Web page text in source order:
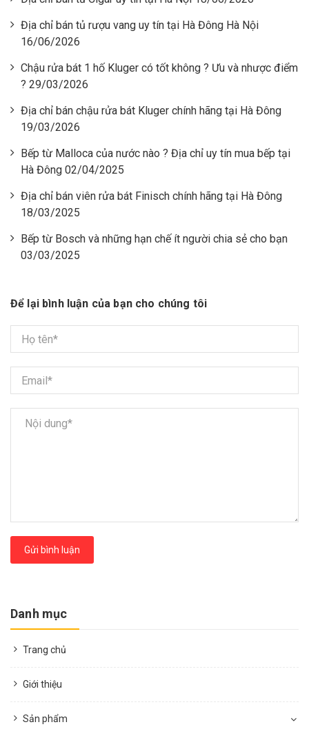
Địa chỉ bán tủ rượu vang uy tín tại Hà Đông Hà Nội
16/06/2026
Chậu rửa bát 1 hố Kluger có tốt không ? Ưu và nhược điểm
? 29/03/2026
Địa chỉ bán chậu rửa bát Kluger chính hãng tại Hà Đông
19/03/2026
Bếp từ Malloca của nước nào ? Địa chỉ uy tín mua bếp tại
Hà Đông 02/04/2025
Địa chỉ bán viên rửa bát Finisch chính hãng tại Hà Đông
18/03/2025
Bếp từ Bosch và những hạn chế ít người chia sẻ cho bạn
03/03/2025
Để lại bình luận của bạn cho chúng tôi
Gửi bình luận
Danh mục
Trang chủ
Giới thiệu
Sản phẩm